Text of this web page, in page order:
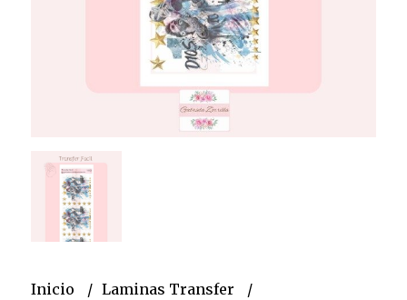
Inicio
Laminas Transfer